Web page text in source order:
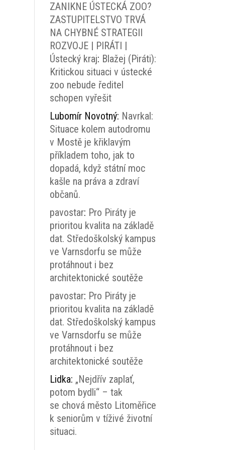
ZANIKNE ÚSTECKÁ ZOO?
ZASTUPITELSTVO TRVÁ
NA CHYBNÉ STRATEGII
ROZVOJE | PIRÁTI |
Ústecký kraj: Blažej (Piráti):
Kritickou situaci v ústecké
zoo nebude ředitel
schopen vyřešit
Lubomír Novotný: Navrkal:
Situace kolem autodromu
v Mostě je křiklavým
příkladem toho, jak to
dopadá, když státní moc
kašle na práva a zdraví
občanů.
pavostar: Pro Piráty je
prioritou kvalita na základě
dat. Středoškolský kampus
ve Varnsdorfu se může
protáhnout i bez
architektonické soutěže
pavostar: Pro Piráty je
prioritou kvalita na základě
dat. Středoškolský kampus
ve Varnsdorfu se může
protáhnout i bez
architektonické soutěže
Lidka: „Nejdřív zaplať,
potom bydli“ – tak
se chová město Litoměřice
k seniorům v tíživé životní
situaci.